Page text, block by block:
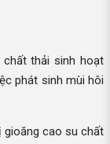
thải sinh hoạt
phát sinh mùi hôi
gioăng cao su chất